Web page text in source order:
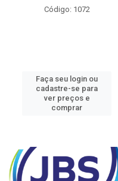
Código: 1072
Faça seu login ou
cadastre-se para
ver preços e
comprar